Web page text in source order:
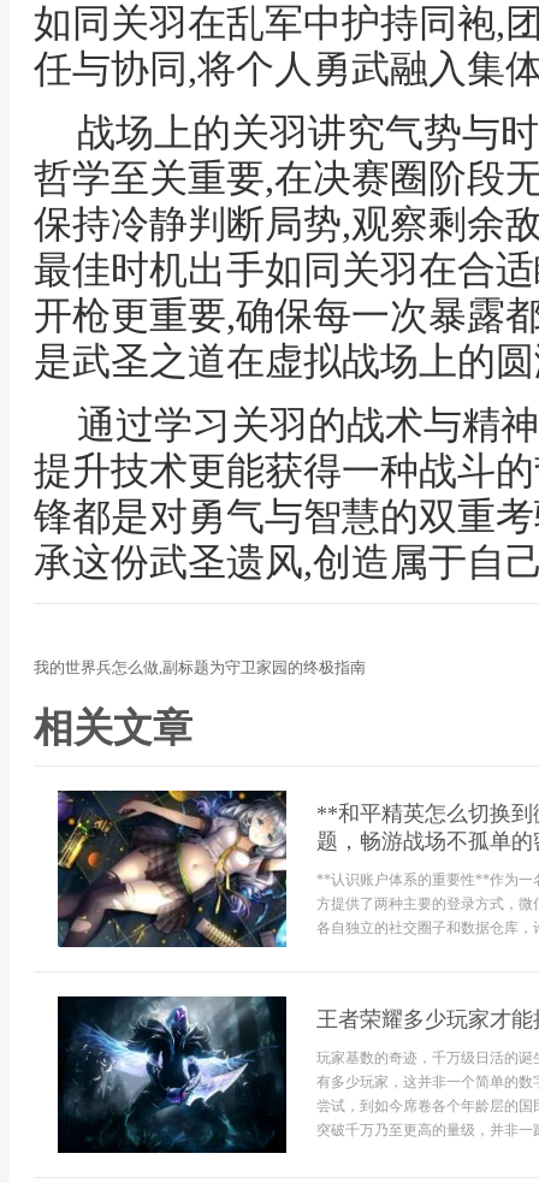
如同关羽在乱军中护持同袍,
任与协同,将个人勇武融入集
战场上的关羽讲究气势与
哲学至关重要,在决赛圈阶段
保持冷静判断局势,观察剩余
最佳时机出手如同关羽在合
开枪更重要,确保每一次暴露
是武圣之道在虚拟战场上的
通过学习关羽的战术与精
提升技术更能获得一种战斗
锋都是对勇气与智慧的双重
承这份武圣遗风,创造属于自
我的世界兵怎么做,副标题为守卫家园的终极指南
相关文章
**和平精英怎么切换
题，畅游战场不孤单
**认识账户体系的重要性**作为一
方提供了两种主要的登录方式，
各自独立的社交圈子和数据仓库
王者荣耀多少玩家才
玩家基数的奇迹，千万级日活的
有多少玩家，这并非一个简单的
尝试，到如今席卷各个年龄层的
突破千万乃至更高的量级，并非